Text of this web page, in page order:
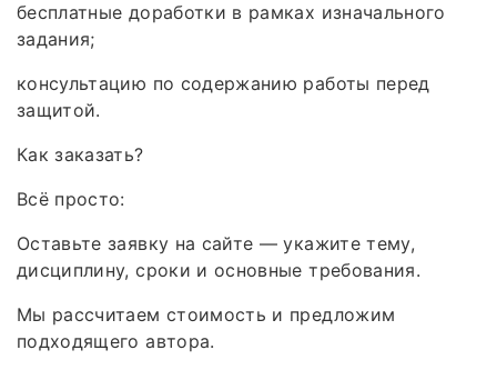
бесплатные доработки в рамках изначального
задания;
консультацию по содержанию работы перед
защитой.
Как заказать?
Всё просто:
Оставьте заявку на сайте — укажите тему,
дисциплину, сроки и основные требования.
Мы рассчитаем стоимость и предложим
подходящего автора.